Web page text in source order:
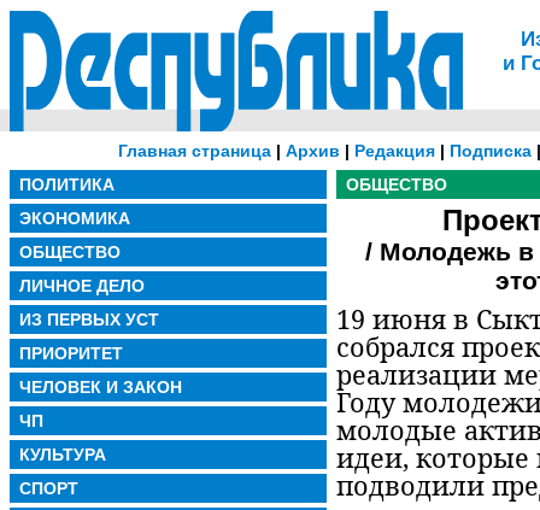
и
Главная страница | Архив | Редакция | Подписка
ПОЛИТИКА
ЭКОНОМИКА
ОБЩЕСТВО
ЛИЧНОЕ ДЕЛО
ИЗ ПЕРВЫХ УСТ
ПРИОРИТЕТ
ЧЕЛОВЕК И ЗАКОН
ЧП
КУЛЬТУРА
СПОРТ
ОБЩЕСТВО
/ Молодежь в
19 июня в
собрался
реализации
Году
молодые
идеи,
подводили